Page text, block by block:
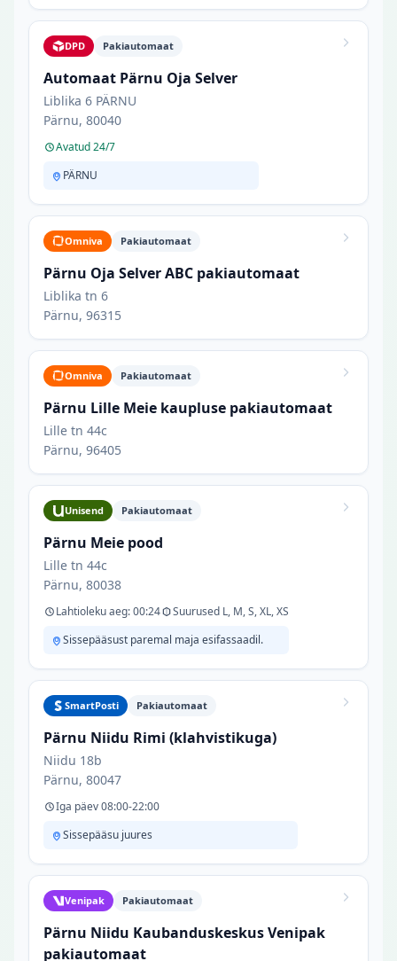
DPD Pakiautomaat
Automaat Pärnu Oja Selver
Liblika 6 PÄRNU
Pärnu, 80040
Avatud 24/7
PÄRNU
Omniva Pakiautomaat
Pärnu Oja Selver ABC pakiautomaat
Liblika tn 6
Pärnu, 96315
Omniva Pakiautomaat
Pärnu Lille Meie kaupluse pakiautomaat
Lille tn 44c
Pärnu, 96405
Unisend Pakiautomaat
Pärnu Meie pood
Lille tn 44c
Pärnu, 80038
Lahtioleku aeg: 00:24
Suurused L, M, S, XL, XS
Sissepääsust paremal maja esifassaadil.
SmartPosti Pakiautomaat
Pärnu Niidu Rimi (klahvistikuga)
Niidu 18b
Pärnu, 80047
Iga päev 08:00-22:00
Sissepääsu juures
Venipak Pakiautomaat
Pärnu Niidu Kaubanduskeskus Venipak
pakiautomaat